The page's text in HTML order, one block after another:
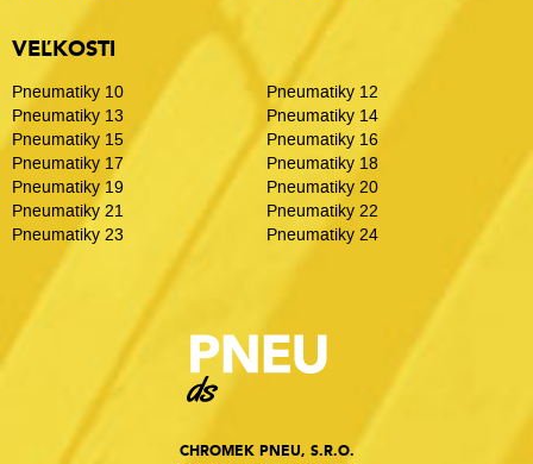
VEĽKOSTI
Pneumatiky 10
Pneumatiky 12
Pneumatiky 13
Pneumatiky 14
Pneumatiky 15
Pneumatiky 16
Pneumatiky 17
Pneumatiky 18
Pneumatiky 19
Pneumatiky 20
Pneumatiky 21
Pneumatiky 22
Pneumatiky 23
Pneumatiky 24
CHROMEK PNEU, S.R.O.